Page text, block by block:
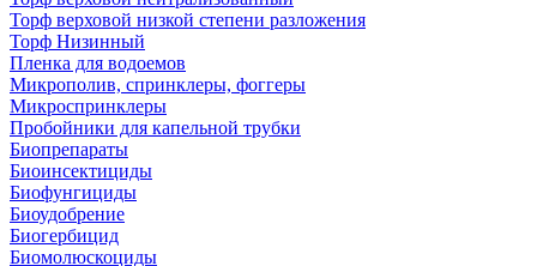
Торф верховой низкой степени разложения
Торф Низинный
Пленка для водоемов
Микрополив, спринклеры, фоггеры
Микроспринклеры
Пробойники для капельной трубки
Биопрепараты
Биоинсектициды
Биофунгициды
Биоудобрение
Биогербицид
Биомолюскоциды